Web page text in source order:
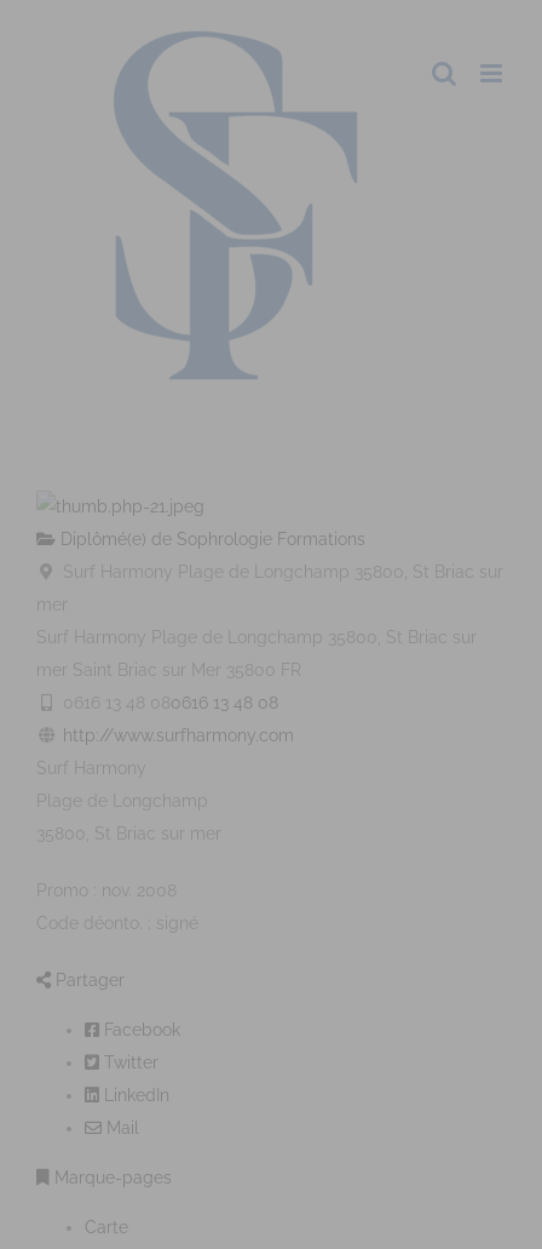
Diplômé(e) de Sophrologie Formations
Surf Harmony Plage de Longchamp 35800, St Briac sur
mer
Surf Harmony Plage de Longchamp 35800, St Briac sur
mer Saint Briac sur Mer 35800
FR
0616 13 48 080616 13 48 08
http://www.surfharmony.com
Surf Harmony
Plage de Longchamp
35800, St Briac sur mer
Promo : nov. 2008
Code déonto. : signé
Partager
Facebook
Twitter
LinkedIn
Mail
Marque-pages
Carte